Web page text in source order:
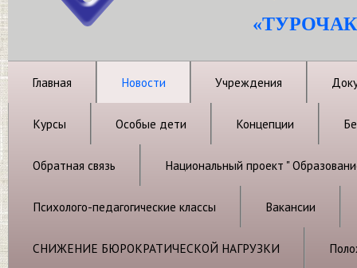
Главная Новости Учреждения
Курсы Особые дети Концепции
Обратная связь Национальный проект "
Психолого-педагогические классы Вакансии
СНИЖЕНИЕ БЮРОКРАТИЧЕСКОЙ НАГРУЗКИ